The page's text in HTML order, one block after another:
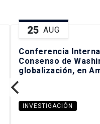
25 AUG
Conferencia
Consenso de
globalización, en
INVESTIGACIÓN